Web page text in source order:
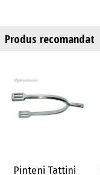
Produs recomandat
Pinteni Tattini